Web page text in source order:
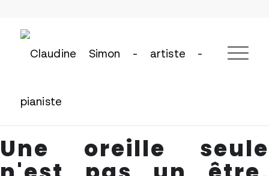
Une oreille seule